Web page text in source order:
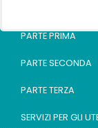
PARTE PRIMA
PARTE SECONDA
PARTE TERZA
SERVIZI PER GLI